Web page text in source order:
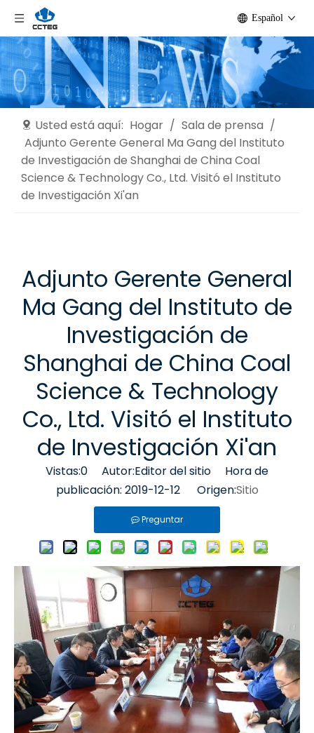
Español
Usted está aquí: Hogar / Sala de prensa /
Adjunto Gerente General Ma Gang del Instituto
de Investigación de Shanghai de China Coal
Science & Technology Co., Ltd. Visitó el Instituto
de Investigación Xi'an
Adjunto Gerente General
Ma Gang del Instituto de
Investigación de
Shanghai de China Coal
Science & Technology
Co., Ltd. Visitó el Instituto
de Investigación Xi'an
Vistas:0 Autor:Editor del sitio Hora de
publicación: 2019-12-12 Origen:Sitio
Preguntar